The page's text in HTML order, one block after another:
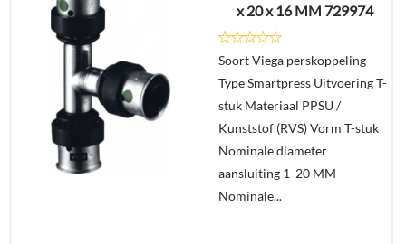
€31,32
Details
winkelmand
x 20 x 16 MM 729974
Soort Viega perskoppeling
Type Smartpress Uitvoering T-
stuk Materiaal PPSU /
Kunststof (RVS) Vorm T-stuk
Nominale diameter
aansluiting 1 20 MM
Nominale...